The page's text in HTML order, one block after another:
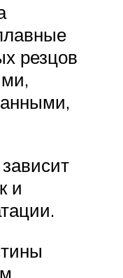
резцов
и